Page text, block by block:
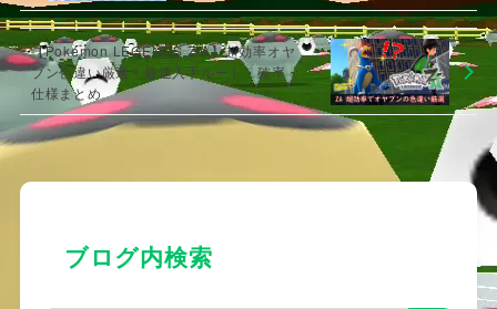
【Pokémon LEGENDS Z-A】超効率オヤ
ブン色違い厳選！最速入手ルート・確率・
仕様まとめ
ブログ内検索